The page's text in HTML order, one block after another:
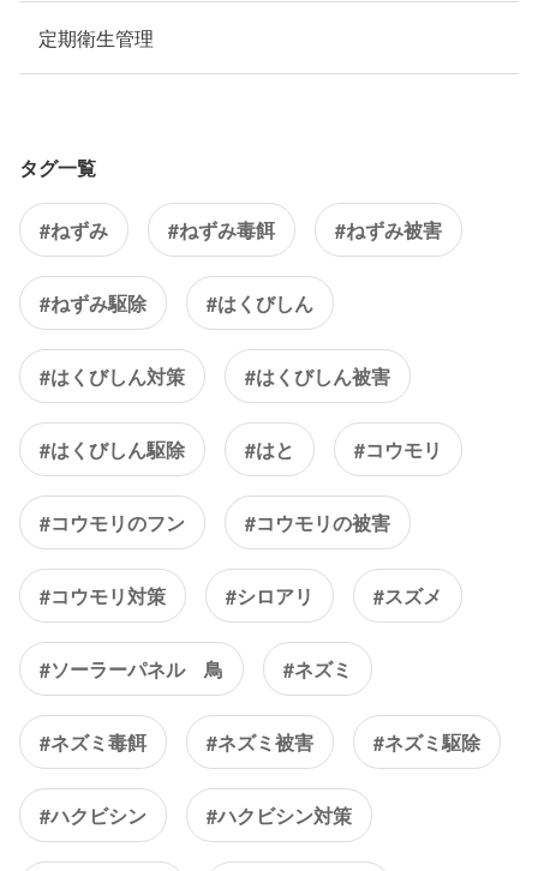
定期衛生管理
タグ一覧
#ねずみ #ねずみ毒餌 #ねずみ被害
#ねずみ駆除 #はくびしん
#はくびしん対策 #はくびしん被害
#はくびしん駆除 #はと #コウモリ
#コウモリのフン #コウモリの被害
#コウモリ対策 #シロアリ #スズメ
#ソーラーパネル 鳥 #ネズミ
#ネズミ毒餌 #ネズミ被害 #ネズミ駆除
#ハクビシン #ハクビシン対策